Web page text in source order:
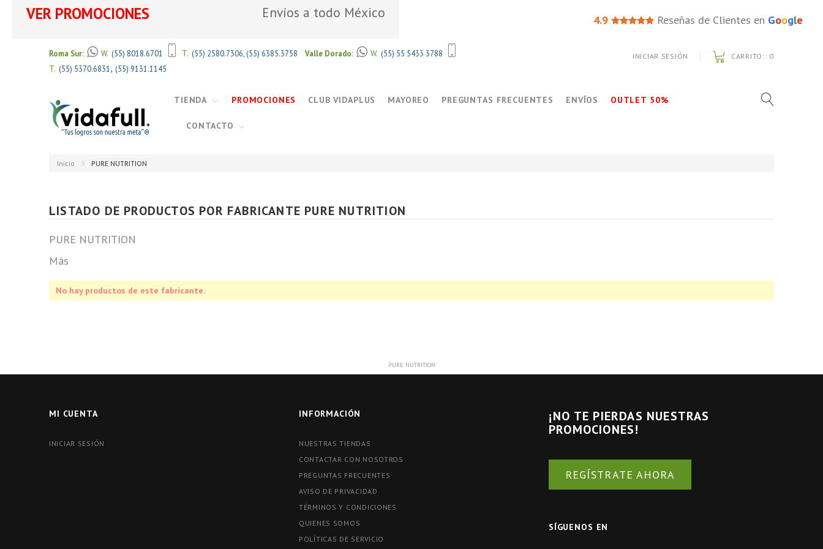
VER PROMOCIONES Envíos a todo México 4.9 Reseñas de Clientes en Google
Roma Sur: W. (55) 8018.6701 T. (55) 2580.7306 (55) 6385.3758 Valle Dorado: W. (55) 55 5433 3788
T. (55) 5370.6831 , (55) 9131.1145
INICIAR SESIÓN CARRITO:: 0
TIENDA PROMOCIONES CLUB VIDAPLUS MAYOREO PREGUNTAS FRECUENTES ENVÍOS OUTLET 50%
CONTACTO
Inicio PURE NUTRITION
LISTADO DE PRODUCTOS POR FABRICANTE PURE NUTRITION
PURE NUTRITION
Más
No hay productos de este fabricante.
PURE NUTRITION
MI CUENTA
INICIAR SESIÓN
INFORMACIÓN
NUESTRAS TIENDAS
CONTACTAR CON NOSOTROS
PREGUNTAS FRECUENTES
AVISO DE PRIVACIDAD
TÉRMINOS Y CONDICIONES
QUIENES SOMOS
POLÍTICAS DE SERVICIO
¡NO TE PIERDAS NUESTRAS
PROMOCIONES!
REGÍSTRATE AHORA
SÍGUENOS EN